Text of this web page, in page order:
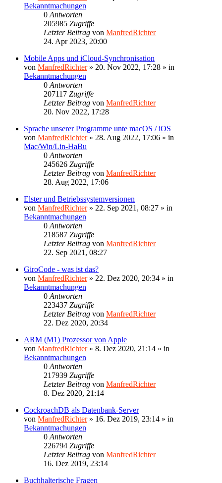
Bekanntmachungen
0 Antworten
205985 Zugriffe
Letzter Beitrag von ManfredRichter
24. Apr 2023, 20:00
Mobile Apps und iCloud-Synchronisation
von ManfredRichter» 20. Nov 2022, 17:28 » in
Bekanntmachungen
0 Antworten
207117 Zugriffe
Letzter Beitrag von ManfredRichter
20. Nov 2022, 17:28
Sprache unserer Programme unte macOS / iOS
von ManfredRichter» 28. Aug 2022, 17:06 » in
Mac/Win/Lin-HaBu
0 Antworten
245626 Zugriffe
Letzter Beitrag von ManfredRichter
28. Aug 2022, 17:06
Elster und Betriebssystemversionen
von ManfredRichter» 22. Sep 2021, 08:27 » in
Bekanntmachungen
0 Antworten
218587 Zugriffe
Letzter Beitrag von ManfredRichter
22. Sep 2021, 08:27
GiroCode - was ist das?
von ManfredRichter» 22. Dez 2020, 20:34 » in
Bekanntmachungen
0 Antworten
223437 Zugriffe
Letzter Beitrag von ManfredRichter
22. Dez 2020, 20:34
ARM (M1) Prozessor von Apple
von ManfredRichter» 8. Dez 2020, 21:14 » in
Bekanntmachungen
0 Antworten
217939 Zugriffe
Letzter Beitrag von ManfredRichter
8. Dez 2020, 21:14
CockroachDB als Datenbank-Server
von ManfredRichter» 16. Dez 2019, 23:14 » in
Bekanntmachungen
0 Antworten
226794 Zugriffe
Letzter Beitrag von ManfredRichter
16. Dez 2019, 23:14
Buchhalterische Fragen